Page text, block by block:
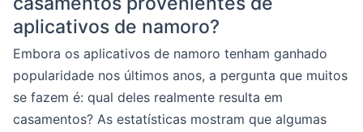
aplicativos de namoro?
Embora os aplicativos de namoro tenham ganhado
popularidade nos últimos anos, a pergunta que muitos
se fazem é: qual deles realmente resulta em
casamentos? As estatísticas mostram que algumas